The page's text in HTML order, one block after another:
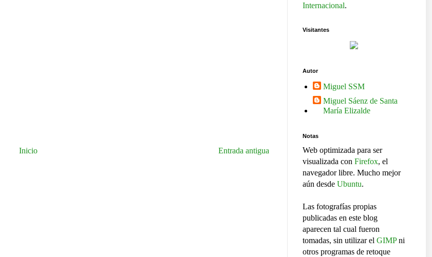
Entrada antigua
Inicio
Internacional.
Visitantes
Autor
Miguel SSM
Miguel Sáenz de Santa
María Elizalde
Notas
Web optimizada para ser
visualizada con Firefox, el
navegador libre. Mucho mejor
aún desde Ubuntu.
Las fotografías propias
publicadas en este blog
aparecen tal cual fueron
tomadas, sin utilizar el GIMPni
otros programas de retoque